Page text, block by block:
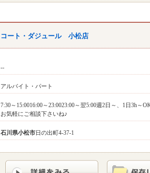
コート・ダジュール 小松店
--
アルバイト・パート
7:30～15:0016:00～23:0023:00～翌5:00週2日～、1日3h
お気軽にご相談下さいね♪
石川県小松市日の出町4-37-1